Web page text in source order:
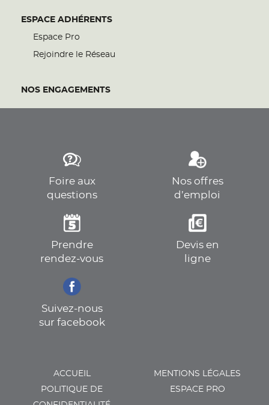
ESPACE ADHÉRENTS
Espace Pro
Rejoindre le Réseau
NOS ENGAGEMENTS
Foire aux
questions
Nos offres
d’emploi
Prendre
rendez-vous
Devis en
ligne
Suivez-nous
sur facebook
ACCUEIL
MENTIONS LÉGALES
POLITIQUE DE
ESPACE PRO